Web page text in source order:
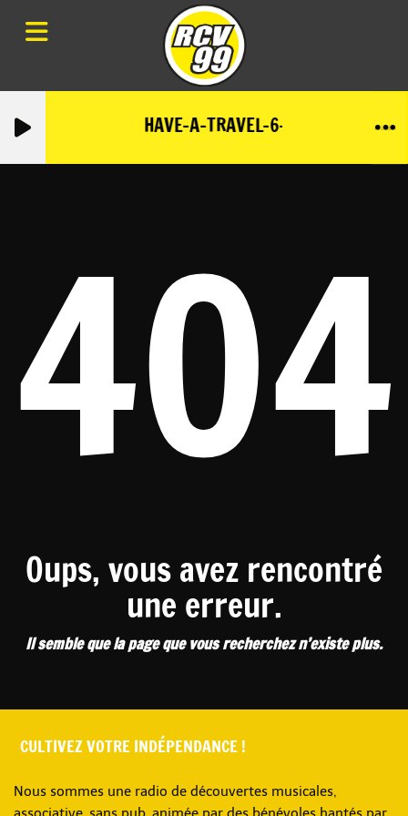
HAVE-A-TRAVEL-6-AOUT-2026
404
Oups, vous avez rencontré
une erreur.
Il semble que la page que vous recherchez n’existe plus.
CULTIVEZ VOTRE INDÉPENDANCE !
Nous sommes une radio de découvertes musicales,